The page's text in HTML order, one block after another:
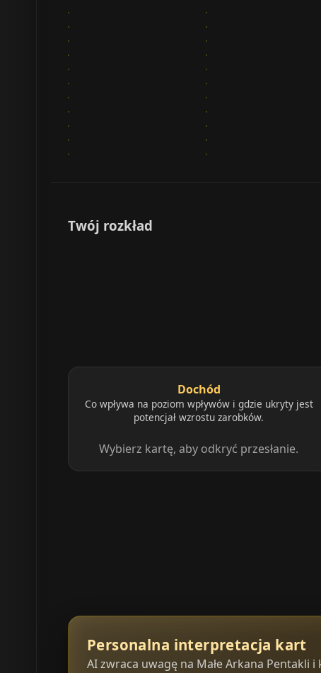
Twój rozkład
Dochód
Co wpływa na poziom wpływów i gdzie ukryty jest
potencjał wzrostu zarobków.
Wybierz kartę, aby odkryć przesłanie.
Personalna interpretacja kart
AI zwraca uwagę na Małe Arkana Pentakli